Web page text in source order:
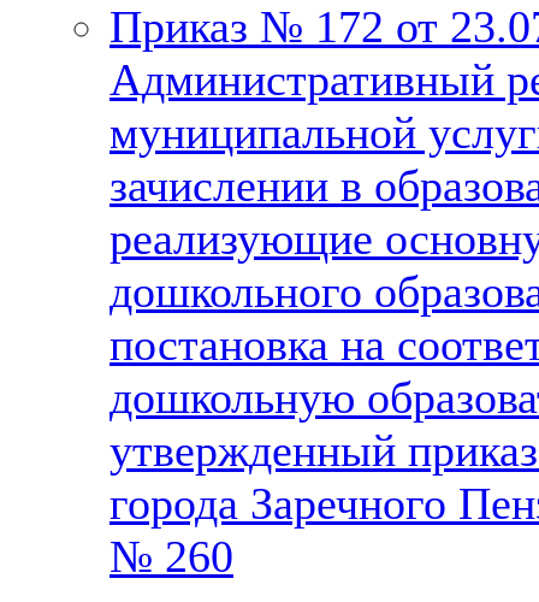
Приказ № 172 от
Административный
муниципальной
зачислении в
реализующие
дошкольного
постановка на
дошкольную
утвержденный
города Заречного
№ 260